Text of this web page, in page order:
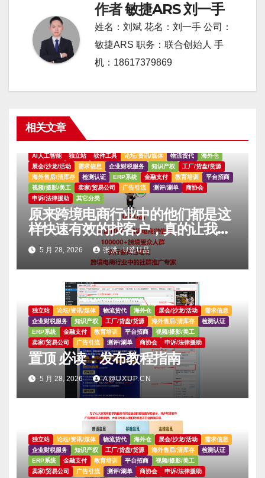
作者敏捷ARS 刘一手
姓名：刘斌 花名：刘一手 公司：
敏捷ARS 职务：联合创始人 手
机：18617379869
相关文章
AI人工智能 独立站 软件工具 论坛/资讯/媒体 物流货代
海外仓
展会/沙龙/活动
需求信息 企业财税服务 知识产权
工厂/货盘/货源
海外售后/清库存
检测认证 ERP系统 金融支付 教育培训
平台招商
视频/摄影/美工
卖家/贸易公司 广告引流 测评/涮单
商协会
申诉/法律援助
其它分类
原来跨境电商行业中的他们都是这
样快速有效的找客户，真的让我大
吃一惊。。。。
5 月 28, 2026 张洪, U选U品
独立站 论坛/资讯/媒体 物流货代 海外仓 展会/沙龙/活动
需求信息
企业财税服务
知识产权 工厂/货盘/货源 海外售后/清库存
检测认证
ERP系统
金融支付 教育培训 平台招商
视频/摄影/美工
卖家/贸易公司
广告引流 测评/涮单 商协会 申诉/法律援助
置顶 必读：发布教程指南
5 月 28, 2026 A@UXUP.CN
独立站 论坛/资讯/媒体 物流货代 海外仓 展会/沙龙/活动
需求信息
企业财税服务
知识产权 工厂/货盘/货源 海外售后/清库存
检测认证
ERP系统
金融支付 教育培训 平台招商
视频/摄影/美工
卖家/贸易公司
广告引流 测评/涮单 商协会 申诉/法律援助